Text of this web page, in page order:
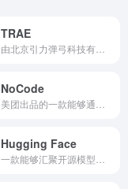
TRAE
NoCode
Hugging Face